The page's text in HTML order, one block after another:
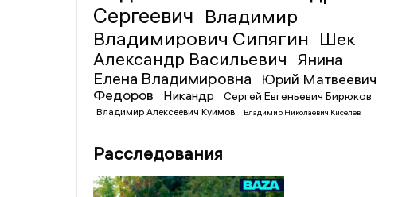
Сергеевич Владимир
Владимирович Сипягин Шек
Александр Васильевич
Янина
Елена Владимировна
Юрий Матвеевич
Федоров
Никандр Сергей Евгеньевич Бирюков
Владимир Алексеевич Куимов Владимир Николаевич Киселёв
Расследования